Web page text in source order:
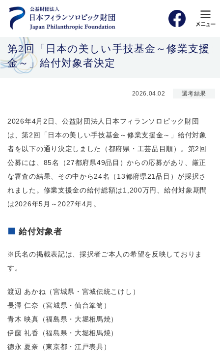
第2回「日本の美しい手技基金～修業支援
金～」給付対象者決定
2026.04.02 選考結果
2026年4月2日、公益財団法人日本フィランソロピック財団
は、第2回「日本の美しい手技基金～修業支援金～」給付対象
者を以下の通り決定しました（都府県・工芸品目順）。第2回
公募には、85名（27都府県49品目）からの応募があり、厳正
な審査の結果、その中から24名（13都府県21品目）が採択さ
れました。修業支援金の給付総額は1,200万円、給付対象期間
は2026年5月～2027年4月。
給付対象者
※氏名の掲載表記は、採択者ご本人の希望を反映しておりま
す。
渡辺 あかね（宮城県・宮城伝統こけし）
長澤 仁奈（宮城県・仙台箪笥）
青木 映真（福島県・大堀相馬焼）
伊藤 礼香（福島県・大堀相馬焼）
德永 夏奈（東京都・江戸表具）